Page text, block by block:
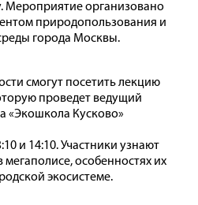
Мероприятие организовано
природопользования и
города Москвы.
смогут посетить лекцию
проведет ведущий
«Экошкола Кусково»
и 14:10. Участники узнают
особенностях их
экосистеме.